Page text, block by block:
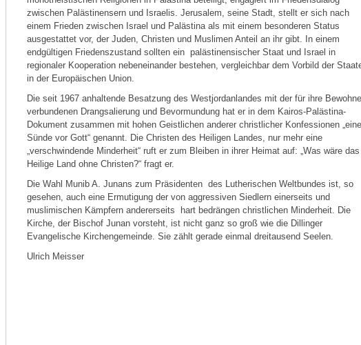
zwischen Palästinensern und Israelis. Jerusalem, seine Stadt, stellt er sich nach
einem Frieden zwischen Israel und Palästina als mit einem besonderen Status
ausgestattet vor, der Juden, Christen und Muslimen Anteil an ihr gibt. In einem
endgültigen Friedenszustand sollten ein palästinensischer Staat und Israel in
regionaler Kooperation nebeneinander bestehen, vergleichbar dem Vorbild der
in der Europäischen Union.
Die seit 1967 anhaltende Besatzung des Westjordanlandes mit der für ihre
verbundenen Drangsalierung und Bevormundung hat er in dem Kairos-Palästina-
Dokument zusammen mit hohen Geistlichen anderer christlicher Konfessionen „eine
Sünde vor Gott“ genannt. Die Christen des Heiligen Landes, nur mehr eine
„verschwindende Minderheit“ ruft er zum Bleiben in ihrer Heimat auf: „Was wäre das
Heilige Land ohne Christen?“ fragt er.
Die Wahl Munib A. Junans zum Präsidenten des Lutherischen Weltbundes ist, so
gesehen, auch eine Ermutigung der von aggressiven Siedlern einerseits und
muslimischen Kämpfern andererseits hart bedrängen christlichen Minderheit. Die
Kirche, der Bischof Junan vorsteht, ist nicht ganz so groß wie die Dillinger
Evangelische Kirchengemeinde. Sie zählt gerade einmal dreitausend Seelen.
Ulrich Meisser